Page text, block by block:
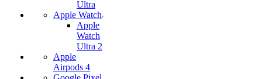
Ultra
Apple Watch
Apple
Watch
Ultra 2
Apple
Airpods 4